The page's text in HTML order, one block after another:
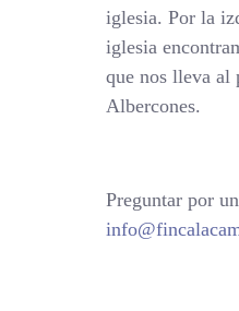
iglesia. Por la
iglesia
que nos lleva al
Albercones.
Preguntar por